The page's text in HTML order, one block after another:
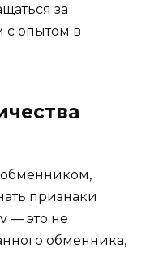
за
опытом в
обменником,
признаки
— это не
обменника,